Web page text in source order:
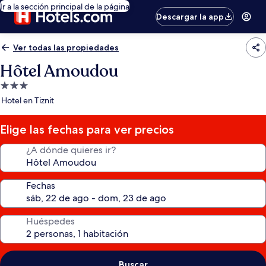
Ir a la sección principal de la página
Descargar la app
Ver todas las propiedades
Hôtel Amoudou
Propiedad
de
estrellas
Hotel en Tiznit
Elige las fechas para ver precios
¿A dónde quieres ir?
Fechas
Huéspedes